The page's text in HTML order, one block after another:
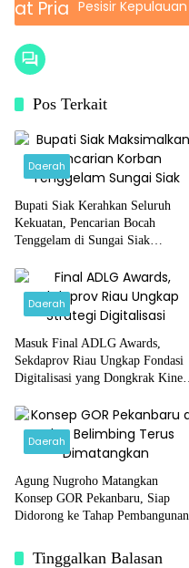
Pesisir
Pos Terkait
Daerah
Bupati Siak Kerahkan Seluruh
Kekuatan, Pencarian Bocah
Tenggelam di Sungai Siak
Daerah
Masuk Final ADLG Awards,
Sekdaprov Riau Ungkap Fondasi
Digitalisasi yang Dongkrak Kinerja
Daerah
Agung Nugroho Matangkan
Konsep GOR Pekanbaru, Siap
Didorong ke Tahap Pembangunan
Tinggalkan Balasan